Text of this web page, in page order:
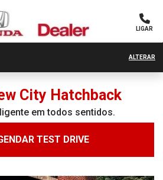
LIGAR
ALTERAR
City Hatchback
em todos sentidos.
TEST DRIVE